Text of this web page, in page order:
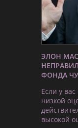
ЭЛОН
ФОНДА
Если у
низкой
высокой